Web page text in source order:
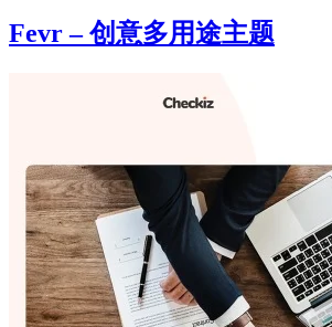
Fevr – 创意多用途主题